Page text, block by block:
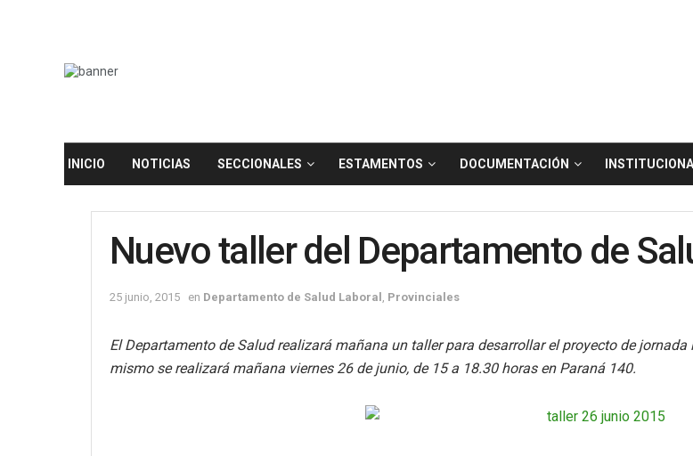
INICIO NOTICIAS SECCIONALES ESTAMENTOS DOCUMENTACIÓN
Nuevo taller del Departamento de
25 junio, 2015 en Departamento de Salud Laboral Provinciales
El Departamento de Salud realizará mañana un taller para desarrollar el proyecto de
mismo se realizará mañana viernes 26 de junio, de 15 a 18.30 horas en Paraná 140.